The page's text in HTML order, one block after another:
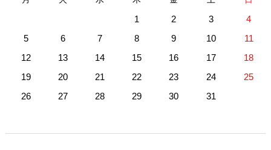
1 2 3
4
5
6 7 8 9 10
11
12
13 14 15 16 17
18
19
20 21 22 23 24
25
26
27 28 29 30 31